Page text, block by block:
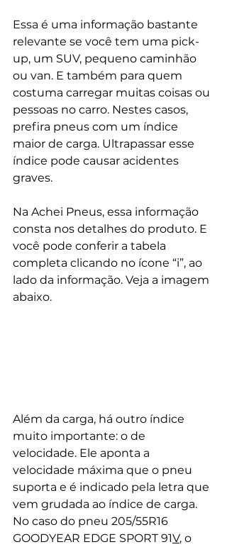
Essa é uma informação bastante
relevante se você tem uma pick-
up, um SUV, pequeno caminhão
ou van. E também para quem
costuma carregar muitas coisas ou
pessoas no carro. Nestes casos,
prefira pneus com um índice
maior de carga. Ultrapassar esse
índice pode causar acidentes
graves.
Na Achei Pneus, essa informação
consta nos detalhes do produto. E
você pode conferir a tabela
completa clicando no ícone “i”, ao
lado da informação. Veja a imagem
abaixo.
Além da carga, há outro índice
muito importante: o de
velocidade. Ele aponta a
velocidade máxima que o pneu
suporta e é indicado pela letra que
vem grudada ao índice de carga.
No caso do pneu 205/55R16
GOODYEAR EDGE SPORT 91V, o